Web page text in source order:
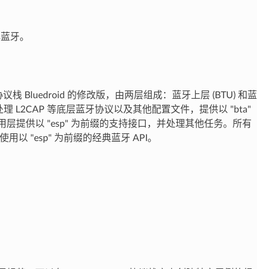
牙。
栈 Bluedroid 的修改版，由两层组成：蓝牙上层 (BTU) 和蓝
理 L2CAP 等底层蓝牙协议以及其他配置文件，提供以 "bta"
层提供以 "esp" 为前缀的支持接口，并处理其他任务。所有
用以 "esp" 为前缀的经典蓝牙 API。